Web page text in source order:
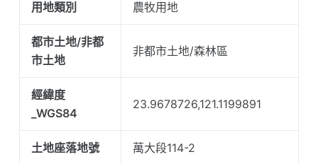
用地類別 農牧用地
都市土地/非都
市土地
非都市土地/森林區
經緯度
_WGS84
23.9678726,121.1199891
土地座落地號 萬大段114-2